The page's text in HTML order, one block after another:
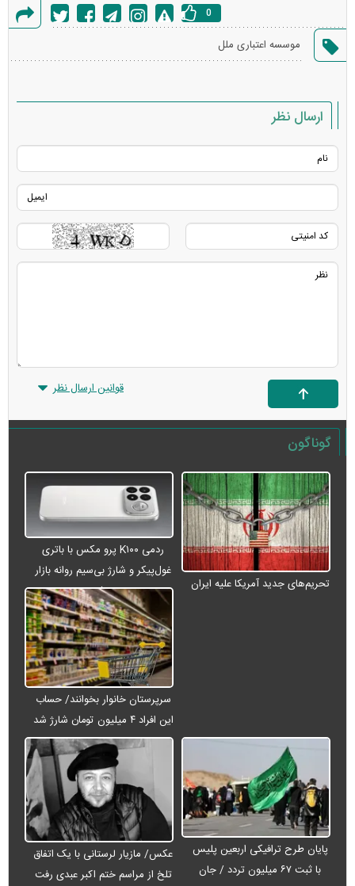
خطا
0
موسسه اعتباری ملل
ارسال نظر
قوانین ارسال نظر
گوناگون
تحریم‌های جدید آمریکا علیه ایران
ردمی K۱۰۰ پرو مکس با باتری
غول‌پیکر و شارژ بی‌سیم روانه بازار
می‌شود
سرپرستان خانوار بخوانند/ حساب
این افراد ۴ میلیون تومان شارژ شد
پایان طرح ترافیکی اربعین پلیس
با ثبت ۶۷ میلیون تردد / جان
عکس/ مازیار لرستانی با یک اتفاق
تلخ از مراسم ختم اکبر عبدی رفت